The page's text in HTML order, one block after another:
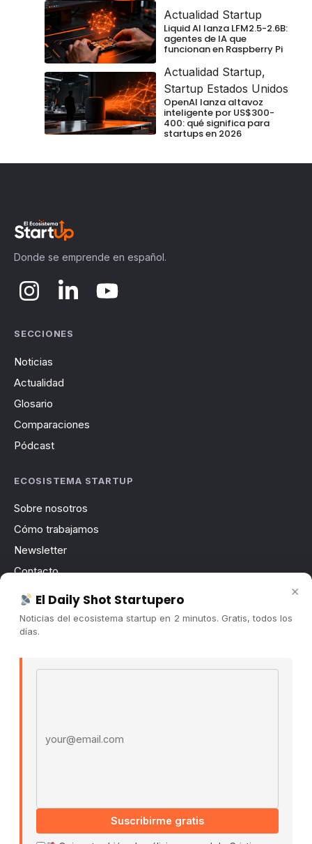
Actualidad Startup
Liquid AI lanza LFM2.5-2.6B:
agentes de IA que
funcionan en Raspberry Pi
Actualidad Startup,
Startup Estados Unidos
OpenAI lanza altavoz
inteligente por US$300-
400: qué significa para
startups en 2026
Donde se emprende en español.
SECCIONES
Noticias
Actualidad
Glosario
Comparaciones
Pódcast
ECOSISTEMA STARTUP
Sobre nosotros
Cómo trabajamos
Newsletter
Contacto
Publicidad
Convocatorias
×
El Daily Shot Startupero
Noticias del ecosistema startup en 2 minutos. Gratis, todos los
días.
Suscribirme gratis